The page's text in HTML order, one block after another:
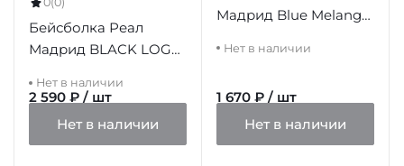
Бейсболка Реал
Мадрид BLACK LOGO
Нет в наличии
2 590 ₽ / шт
Нет в наличии
Мадрид Blue Melange,
Нет в наличии
1 670 ₽ / шт
Нет в наличии